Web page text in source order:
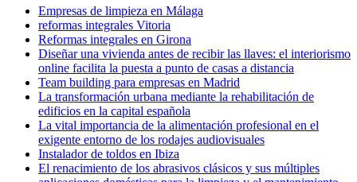
Empresas de limpieza en Málaga
reformas integrales Vitoria
Reformas integrales en Girona
Diseñar una vivienda antes de recibir las llaves: el interiorismo
online facilita la puesta a punto de casas a distancia
Team building para empresas en Madrid
La transformación urbana mediante la rehabilitación de
edificios en la capital española
La vital importancia de la alimentación profesional en el
exigente entorno de los rodajes audiovisuales
Instalador de toldos en Ibiza
El renacimiento de los abrasivos clásicos y sus múltiples